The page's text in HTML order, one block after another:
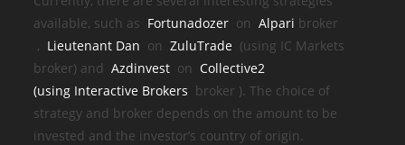
available, such as Fortunadozer onAlpari broker
, Lieutenant Dan onZuluTrade (using IC Markets
broker) andAzdinvest onCollective2
(using Interactive Brokers broker ). The choice of
strategy and broker depends on the amount to be
invested and the investor’s country of origin.